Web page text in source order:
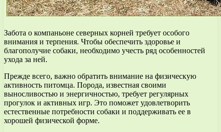
Забота о компаньоне северных корней требует особого
внимания и терпения. Чтобы обеспечить здоровье и
благополучие собаки, необходимо учесть ряд особенностей
ухода за ней.
Прежде всего, важно обратить внимание на физическую
активность питомца. Порода, известная своими
выносливостью и энергичностью, требует регулярных
прогулок и активных игр. Это поможет удовлетворить
естественные потребности собаки и поддерживать ее в
хорошей физической форме.